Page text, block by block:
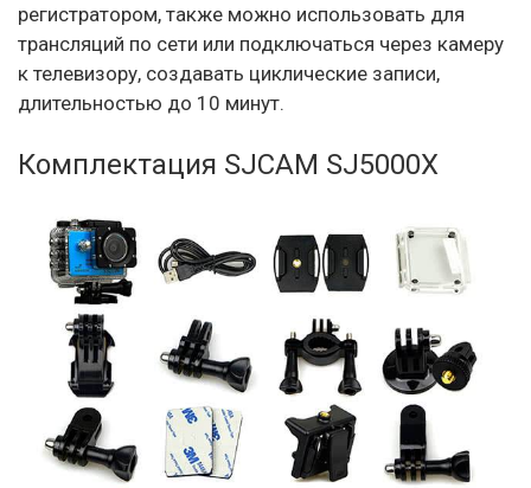
регистратором, также можно использовать для
трансляций по сети или подключаться через камеру
к телевизору, создавать циклические записи,
длительностью до 10 минут.
Комплектация SJCAM SJ5000X